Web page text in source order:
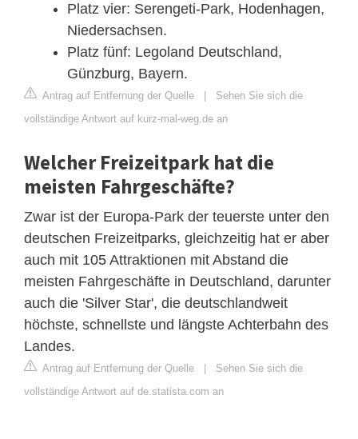
Platz vier: Serengeti-Park, Hodenhagen,
Niedersachsen.
Platz fünf: Legoland Deutschland,
Günzburg, Bayern.
Antrag auf Entfernung der Quelle
Sehen Sie sich die
vollständige Antwort auf kurz-mal-weg.de an
Welcher Freizeitpark hat die
meisten Fahrgeschäfte?
Zwar ist der Europa-Park der teuerste unter den
deutschen Freizeitparks, gleichzeitig hat er aber
auch mit 105 Attraktionen mit Abstand die
meisten Fahrgeschäfte in Deutschland, darunter
auch die 'Silver Star', die deutschlandweit
höchste, schnellste und längste Achterbahn des
Landes.
Antrag auf Entfernung der Quelle
Sehen Sie sich die
vollständige Antwort auf de.statista.com an